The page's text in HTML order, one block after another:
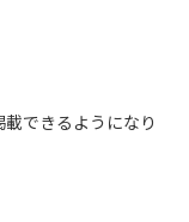
できるようになり